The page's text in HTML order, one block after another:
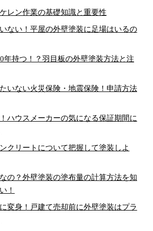
レン作業の基礎知識と重要性
ない！平屋の外壁塗装に足場はいるの
年持つ！？羽目板の外壁塗装方法と注
いない火災保険・地震保険！申請方法
ハウスメーカーの気になる保証期間に
クリートについて把握して塗装しよ
の？外壁塗装の塗布量の計算方法を知
！
変身！戸建て売却前に外壁塗装はプラ